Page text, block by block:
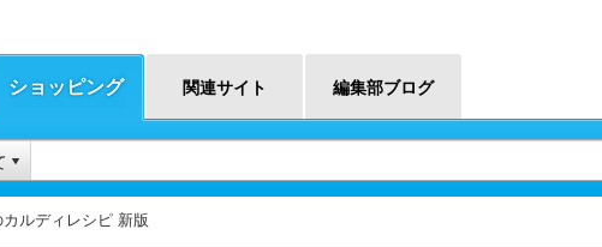
ナビBOOKS
ショッピング 関連サイト 編集部ブログ
ルディレシピ 新版